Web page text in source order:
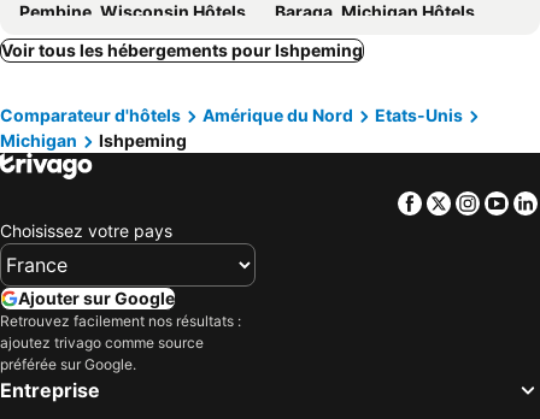
Pembine, Wisconsin Hôtels
Baraga, Michigan Hôtels
Chassell, Michigan Hôtels
Shingleton, Michigan Hôtels
Pelkie, Michigan Hôtels
Bark River, Michigan Hôtels
Atlantic Mine, Michigan Hôtels
Negaunee, Michigan Hôtels
Republic, Michigan Hôtels
Bay City, Michigan Hôtels
Houghton Lake, Michigan Hôtels
Roscommon, Michigan Hôtels
Midland, Michigan Hôtels
Lake City, Michigan Hôtels
Panama City Beach, Floride Hôtels
Voir tous les hébergements pour Ishpeming
Comparateur d'hôtels Amérique du Nord
Etats-Unis
Michigan
Ishpeming
Facebook
Twitter
Choisissez votre pays
Ajouter sur Google
Retrouvez facilement nos résultats :
ajoutez trivago comme source
préférée sur Google.
Entreprise